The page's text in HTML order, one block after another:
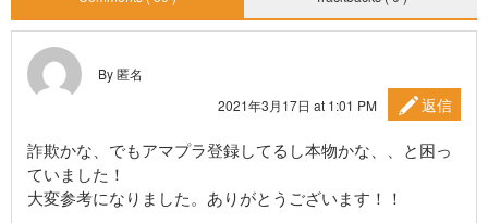
By 匿名
2021年3月17日 at 1:01 PM
返信
詐欺かな、でもアマプラ登録してるし本物かな、、と困っ
ていました！
大変参考になりました。ありがとうございます！！